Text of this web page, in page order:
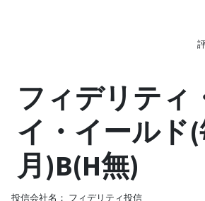
フィデリティ
イ・イールド
月)B(H無)
投信会社名： フィデリティ投信